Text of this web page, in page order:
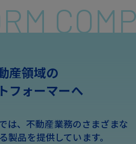
産領域の
フォーマーへ
は、不動産業務のさまざまな
製品を提供しています。